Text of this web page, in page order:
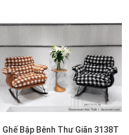
Ghế Bập Bênh Thư Giãn 3138T